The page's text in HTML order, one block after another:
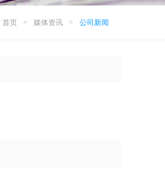
首页 媒体资讯 公司新闻